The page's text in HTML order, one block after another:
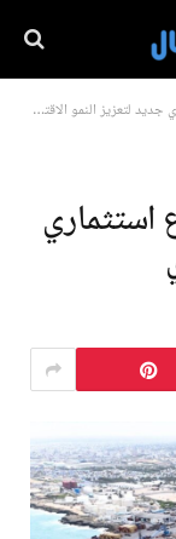
مشروع استثماري